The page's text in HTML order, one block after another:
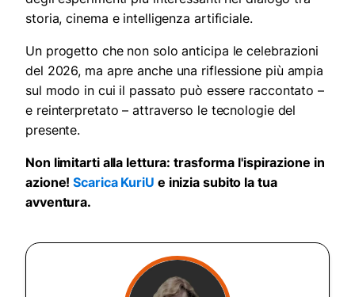
storia, cinema e intelligenza artificiale.
Un progetto che non solo anticipa le celebrazioni
del 2026, ma apre anche una riflessione più ampia
sul modo in cui il passato può essere raccontato –
e reinterpretato – attraverso le tecnologie del
presente.
Non limitarti alla lettura: trasforma l'ispirazione in
azione!Scarica KuriU e inizia subito la tua
avventura.